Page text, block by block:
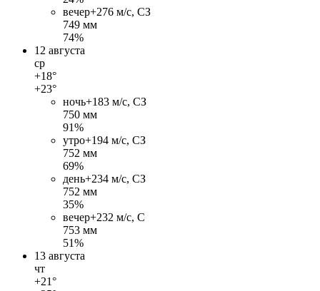
вечер+276 м/c, СЗ
749 мм
74%
12 августа
ср
+18°
+23°
ночь+183 м/c, СЗ
750 мм
91%
утро+194 м/c, СЗ
752 мм
69%
день+234 м/c, СЗ
752 мм
35%
вечер+232 м/c, С
753 мм
51%
13 августа
чт
+21°